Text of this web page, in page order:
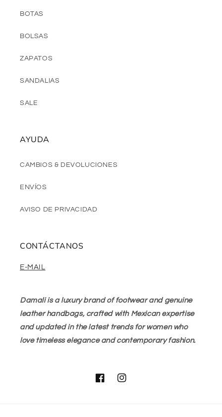
BOTAS
BOLSAS
ZAPATOS
SANDALIAS
SALE
AYUDA
CAMBIOS & DEVOLUCIONES
ENVÍOS
AVISO DE PRIVACIDAD
CONTÁCTANOS
E-MAIL
Damali is a luxury brand of footwear and genuine
leather handbags, crafted with Mexican expertise
and updated in the latest trends for women who
love timeless elegance and contemporary fashion.
FacebookInstagram